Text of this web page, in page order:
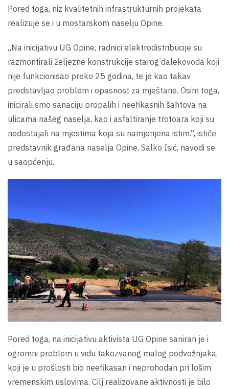
Pored toga, niz kvalitetnih infrastrukturnih projekata
realizuje se i u mostarskom naselju Opine.
„Na inicijativu UG Opine, radnici elektrodistribucije su
razmontirali željezne konstrukcije starog dalekovoda koji
nije funkcionisao preko 25 godina, te je kao takav
predstavljao problem i opasnost za mještane. Osim toga,
inicirali smo sanaciju propalih i neefikasnih šahtova na
ulicama našeg naselja, kao i asfaltiranje trotoara koji su
nedostajali na mjestima koja su namjenjena istim.“, ističe
predstavnik građana naselja Opine, Salko Isić, navodi se
u saopćenju.
Pored toga, na inicijativu aktivista UG Opine saniran je i
ogromni problem u vidu takozvanog malog podvožnjaka,
koji je u prošlosti bio neefikasan i neprohodan pri lošim
vremenskim uslovima. Cilj realizovane aktivnosti je bilo